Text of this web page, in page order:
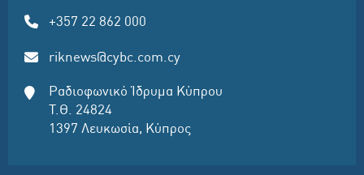
+357 22 862 000
riknews@cybc.com.cy
Ραδιοφωνικό Ίδρυμα Κύπρου
Τ.Θ. 24824
1397 Λευκωσία, Κύπρος